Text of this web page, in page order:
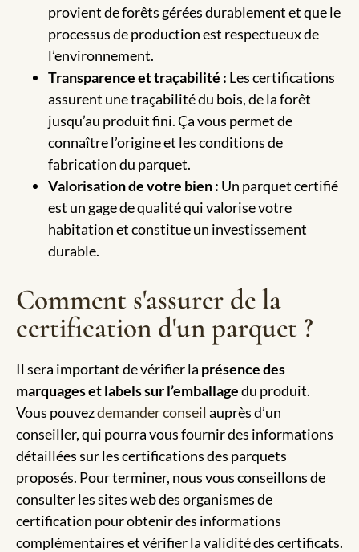
provient de forêts gérées durablement et que le
processus de production est respectueux de
l’environnement.
Transparence et traçabilité : Les certifications
assurent une traçabilité du bois, de la forêt
jusqu’au produit fini. Ça vous permet de
connaître l’origine et les conditions de
fabrication du parquet.
Valorisation de votre bien : Un parquet certifié
est un gage de qualité qui valorise votre
habitation et constitue un investissement
durable.
Comment s'assurer de la
certification d'un parquet ?
Il sera important de vérifier la présence des
marquages et labels sur l’emballagedu produit.
Vous pouvezdemander conseil auprès d’un
conseiller, qui pourra vous fournir des informations
détaillées sur les certifications des parquets
proposés. Pour terminer, nous vous conseillons de
consulter les sites web des organismes de
certification pour obtenir des informations
complémentaires et vérifier la validité des certificats.